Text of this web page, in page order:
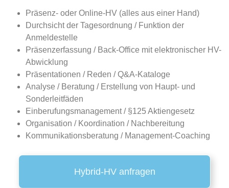
Präsenz- oder Online-HV (alles aus einer Hand)
Durchsicht der Tagesordnung / Funktion der
Anmeldestelle
Präsenzerfassung / Back-Office mit elektronischer HV-
Abwicklung
Präsentationen / Reden / Q&A-Kataloge
Analyse / Beratung / Erstellung von Haupt- und
Sonderleitfäden
Einberufungsmanagement / §125 Aktiengesetz
Organisation / Koordination / Nachbereitung
Kommunikationsberatung / Management-Coaching
Hybrid-HV anfragen